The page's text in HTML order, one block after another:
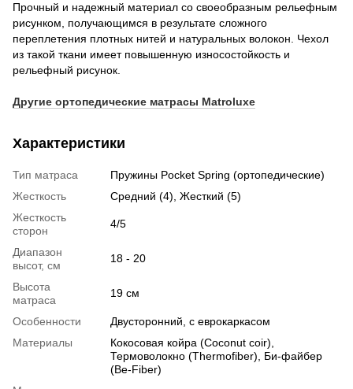
Прочный и надежный материал со своеобразным рельефным
рисунком, получающимся в результате сложного
переплетения плотных нитей и натуральных волокон. Чехол
из такой ткани имеет повышенную износостойкость и
рельефный рисунок.
Другие ортопедические матрасы Matroluxe
Характеристики
Тип матраса
Пружины Pocket Spring (ортопедические)
Жесткость
Средний (4), Жесткий (5)
Жесткость
сторон
4/5
Диапазон
высот, см
18 - 20
Высота
матраса
19 см
Особенности
Двусторонний, с еврокаркасом
Материалы
Кокосовая койра (Coconut coir),
Термоволокно (Thermofiber), Би-файбер
(Be-Fiber)